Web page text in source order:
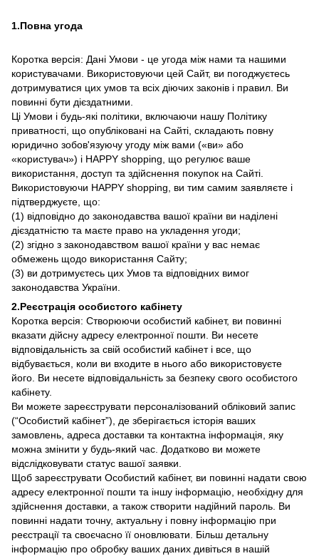
1.Повна угода
Коротка версія: Дані Умови - це угода між нами та нашими
користувачами. Використовуючи цей Сайт, ви погоджуєтесь
дотримуватися цих умов та всіх діючих законів і правил. Ви
повинні бути дієздатними.
Ці Умови і будь-які політики, включаючи нашу Політику
приватності, що опубліковані на Сайті, складають повну
юридично зобов'язуючу угоду між вами («ви» або
«користувач») і HAPPY shopping, що регулює ваше
використання, доступ та здійснення покупок на Сайті.
Використовуючи HAPPY shopping, ви тим самим заявляєте і
підтверджуєте, що:
(1) відповідно до законодавства вашої країни ви наділені
дієздатністю та маєте право на укладення угоди;
(2) згідно з законодавством вашої країни у вас немає
обмежень щодо використання Сайту;
(3) ви дотримуєтесь цих Умов та відповідних вимог
законодавства України.
2.Реєстрація особистого кабінету
Коротка версія: Створюючи особистий кабінет, ви повинні
вказати дійсну адресу електронної пошти. Ви несете
відповідальність за свій особистий кабінет і все, що
відбувається, коли ви входите в нього або використовуєте
його. Ви несете відповідальність за безпеку свого особистого
кабінету.
Ви можете зареєструвати персоналізований обліковий запис
(“Особистий кабінет”), де зберігається історія ваших
замовлень, адреса доставки та контактна інформація, яку
можна змінити у будь-який час. Додатково ви можете
відслідковувати статус вашої заявки.
Щоб зареєструвати Особистий кабінет, ви повинні надати свою
адресу електронної пошти та іншу інформацію, необхідну для
здійснення доставки, а також створити надійний пароль. Ви
повинні надати точну, актуальну і повну інформацію при
реєстрації та своєчасно її оновлювати. Більш детальну
інформацію про обробку ваших даних дивіться в нашій